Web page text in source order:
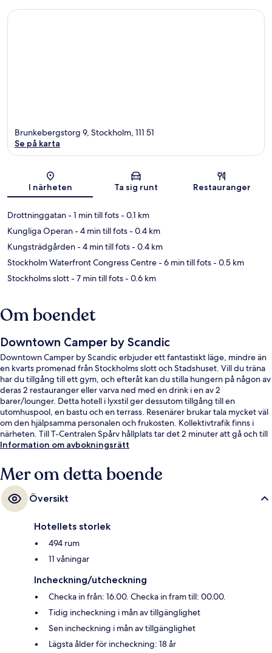
Karta
Brunkebergstorg 9, Stockholm, 111 51
Se på karta
I närheten Ta sig runt Restauranger
Drottninggatan- 1 min till fots- 0.1 km
Kungliga Operan- 4 min till fots- 0.4 km
Kungsträdgården- 4 min till fots- 0.4 km
Stockholm Waterfront Congress Centre- 6 min till fots- 0.5 km
Stockholms slott- 7 min till fots- 0.6 km
Om boendet
Downtown Camper by Scandic
Downtown Camper by Scandic erbjuder ett fantastiskt läge, mindre än
en kvarts promenad från Stockholms slott och Stadshuset. Vill du träna
har du tillgång till ett gym, och efteråt kan du stilla hungern på någon av
deras 2 restauranger eller varva ned med en drink i en av 2
barer/lounger. Detta hotell i lyxstil ger dessutom tillgång till en
utomhuspool, en bastu och en terrass. Resenärer brukar tala mycket väl
om den hjälpsamma personalen och frukosten. Kollektivtrafik finns i
närheten. Till T-Centralen Spårv hållplats tar det 2 minuter att gå och till
T-Centralen är det 3 minuter.
Information om avbokningsrätt
Mer om detta boende
Översikt
Hotellets storlek
494 rum
11 våningar
Incheckning/utcheckning
Checka in från: 16.00. Checka in fram till: 00.00.
Tidig incheckning i mån av tillgänglighet
Sen incheckning i mån av tillgänglighet
Lägsta ålder för incheckning: 18 år